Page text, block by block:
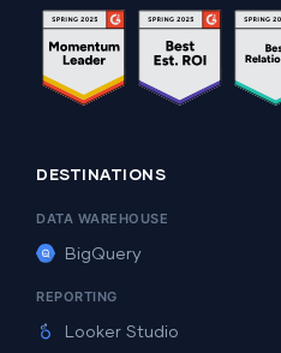
DESTINATIONS
DATA WAREHOUSE
BigQuery
REPORTING
Looker Studio